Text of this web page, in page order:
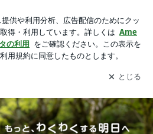
ブログの更新通知
を受け取りまし
開く